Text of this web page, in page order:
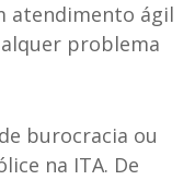
atendimento ágil
problema
burocracia ou
na ITA. De